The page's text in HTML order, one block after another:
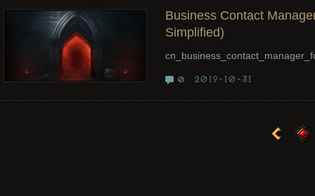
Business Contact
Simplified)
0 2019-10-31